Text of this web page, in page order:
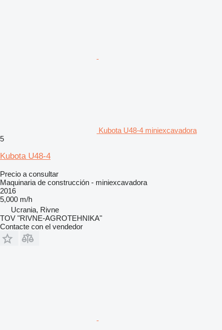
Kubota U48-4 miniexcavadora
5
Kubota U48-4
Precio a consultar
Maquinaria de construcción - miniexcavadora
2016
5,000 m/h
Ucrania, Rivne
TOV "RIVNE-AGROTEHNIKA"
Contacte con el vendedor